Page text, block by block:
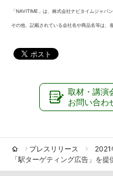
「NAVITIME」は、株式会社ナビタイムジャパン
その他、記載されている会社名や商品名等は、
取材・講演
お問い合わ
プレスリリース 2021
「駅ターゲティング広告」を提